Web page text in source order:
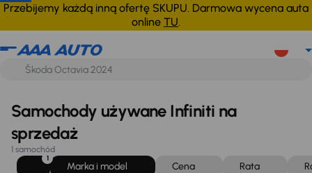
Przebijemy każdą inną ofertę SKUPU. Darmowa wycena auta
online TU.
Infiniti Anuluj wszystko
Samochody używane Infiniti na
sprzedaż
1 samochód
1
Marka i model Cena Rata